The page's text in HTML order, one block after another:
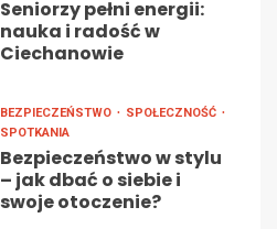
Seniorzy pełni energii:
nauka i radość w
Ciechanowie
BEZPIECZEŃSTWO
SPOŁECZNOŚĆ
SPOTKANIA
Bezpieczeństwo w stylu
– jak dbać o siebie i
swoje otoczenie?